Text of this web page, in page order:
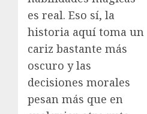
es real. Eso sí, la
historia aquí toma un
cariz bastante más
oscuro y las
decisiones morales
pesan más que en